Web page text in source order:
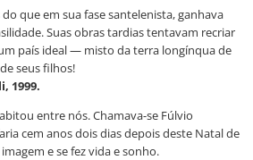
que em sua fase santelenista, ganhava
Suas obras tardias tentavam recriar
país ideal — misto da terra longínqua de
seus filhos!
1999.
entre nós. Chamava-se Fúlvio
cem anos dois dias depois deste Natal de
e se fez vida e sonho.